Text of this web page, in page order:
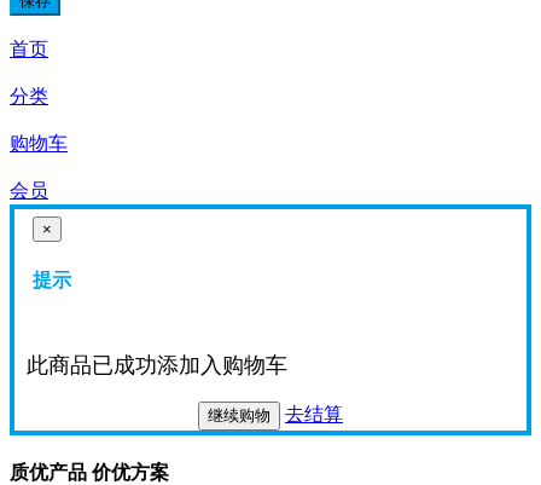
首页
分类
购物车
会员
×
提示
此商品已成功添加入购物车
继续购物 去结算
质优产品 价优方案